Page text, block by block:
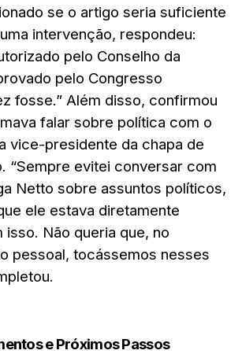
se o artigo seria suficiente
intervenção, respondeu:
pelo Conselho da
pelo Congresso
fosse.” Além disso, confirmou
falar sobre política com o
vice-presidente da chapa de
“Sempre evitei conversar com
Netto sobre assuntos políticos,
ele estava diretamente
isso. Não queria que, no
pessoal, tocássemos nesses
e Próximos Passos